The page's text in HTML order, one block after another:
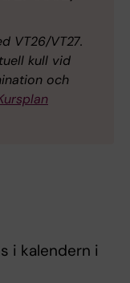
VT26/VT27.
kull vid
och
i kalendern i